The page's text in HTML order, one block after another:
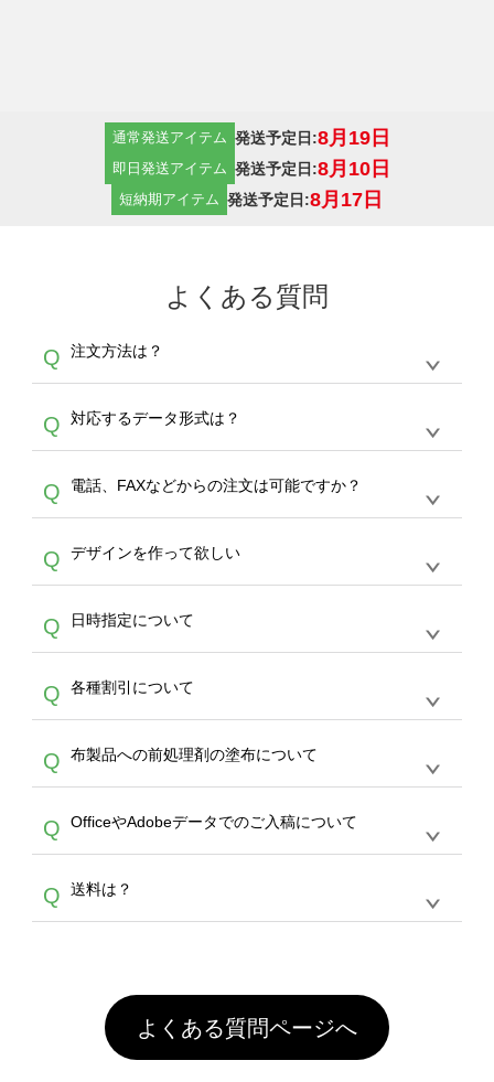
通常発送アイテム 発送予定日:8月19日
即日発送アイテム 発送予定日:8月10日
短納期アイテム 発送予定日:8月17日
よくある質問
Q 注文方法は？
A
生産にて承っております。デザインツールから
デザインの作成から決済まで完了できます。
30枚以上やシルク印刷など、大口注文の場合
は、サポートが担当するエコバッグコンシェル
やタンブラーコンシェルをご利用ください。製
作する数量が多ければ多いほど、オンデマンド
サービスよりも低価格で製作することが可能で
す。
Q 対応するデータ形式は？
A
ドできるデータ形式は、JPG / PNG / AI / PSD /
PDF 形式になります。データの最大サイズ
写真などもアップロード可能です。使用できな
い画像はエラーになります。（※ Illustratorか
らの直接入稿には対応していません。AIで保存
し、デザインツールからアップロードして下さ
い）
Q 電話、FAXなどからの注文は可能ですか？
A
文のみ受け付けております。30個以上のご製
作をお考えの方は、サポートが担当するエコバ
スをご利用頂ければ、電話やFAX、メールなど
でご注文が可能です。
Q デザインを作って欲しい
A
を作って欲しい。などの場合は、製作数量が
30個以上であれば、サポート担当が、デザイ
バッグコンシェル
サー
ビスをご利用ください。(※ 30個以下の場合
は、デザインツールをご利用ください)
Q 日時指定について
A
ん。発送後18時以降に配送業者・伝票番号を
メールでお知らせいたしますので、直接配送業
者にご連絡いただき調整をお願い致します。
Q 各種割引について
A
カート内で自動的に割引(最大50%)が適用され
ます。 【付与ポイント】購入金額の1％が1ポ
イントとして付与され、次回ご注文時に1ポイ
ント＝1円としてお使いいただけます。ポイン
トは発送完了の翌日に付与され、次回ご注文時
からご利用頂けます。ポイントの有効期限は一
年間です。【会員ランク】過去10カ月のご注
文回数により会員ランク割引(最大5%)が適用
頂いても、ログインがされていなければ、ラン
クにカウントがされません。
Q 布製品への前処理剤の塗布について
A
意点（前処理剤）】カラー生地（Tシャツのホ
ワイト、トートバッグのナチュラル、ホワイト
といって、プリントを定着させるための処理剤
を塗布しており、短納期・低価格で商品をお届
害な性質で、水洗いで落とすことが可能です。
お手数ですが、お客様ご自身にて着用前に落と
していただけますようお願いいたします。※1
通常注文・直送機能でのご注文に関わらず、前
Q OfficeやAdobeデータでのご入稿について
A
ません。いずれのデータも該当デザインのみ画
像(JPEG,PNG,GIF,PDF)に変換、またはAdobe
Q 送料は？
引」などによるお値引きで4,000円未満になる
場合は送料がかかりますので、ご注意くださ
い。
よくある質問ページへ